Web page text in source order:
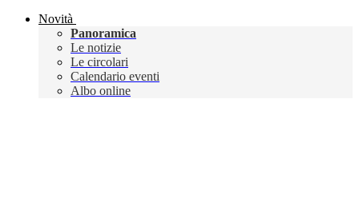
Novità
Panoramica
Le notizie
Le circolari
Calendario eventi
Albo online